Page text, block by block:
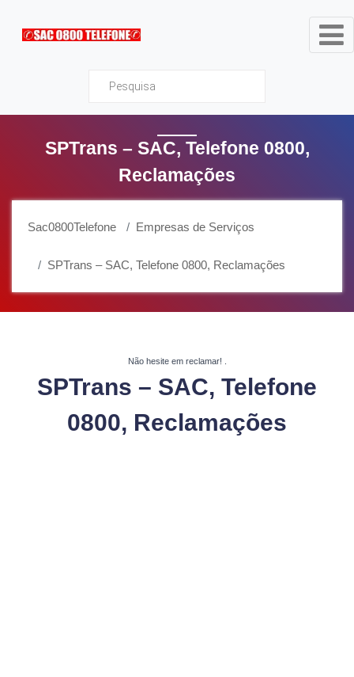
Sac0800Telefone
SPTrans – SAC, Telefone 0800,
Reclamações
Sac0800Telefone Empresas de Serviços
SPTrans – SAC, Telefone 0800, Reclamações
Não hesite em reclamar!
SPTrans – SAC, Telefone
0800, Reclamações